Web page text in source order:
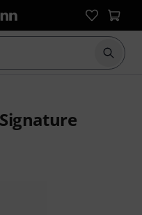
Suche
7 Kundenbewertungen